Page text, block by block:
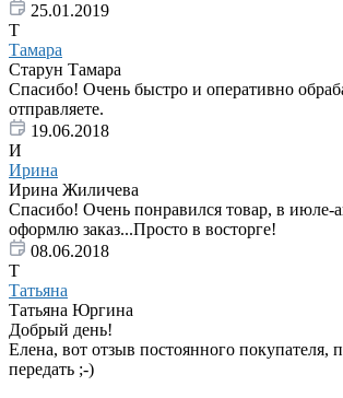
25.01.2019
Т
Тамара
Старун Тамара
Спасибо! Очень быстро и оперативно
отправляете.
19.06.2018
И
Ирина
Ирина Жиличева
Спасибо! Очень понравился товар, в июле-
оформлю заказ...Просто в восторге!
08.06.2018
Т
Татьяна
Татьяна Юргина
Добрый день!
Елена, вот отзыв постоянного покупателя,
передать ;-)